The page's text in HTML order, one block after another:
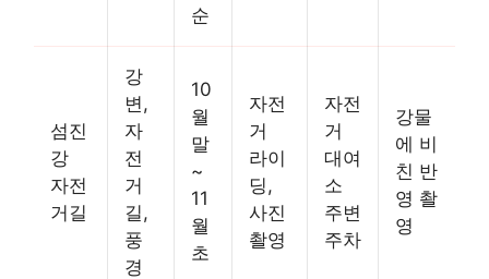
순
섬진
강
자전
거길
강
변,
자
전
거
길,
풍
경
10
월
말
~
11
월
초
자전
거
라이
딩,
사진
촬영
자전
거
대여
소
주변
주차
강물
에 비
친 반
영 촬
영